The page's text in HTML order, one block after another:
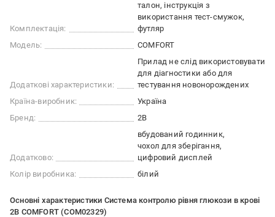
Комплектація:
талон, інструкція з
використання тест-смужок,
футляр
Модель:
COMFORT
Додаткові характеристики:
Прилад не слід використовувати
для діагностики або для
тестування новонорождених
Країна-виробник:
Україна
Бренд:
2B
Додатково:
вбудований годинник
чохол для зберігання
цифровий дисплей
Колір виробника:
білий
Основні характеристики Система контролю рівня глюкози в крові
2B COMFORT (COM02329)